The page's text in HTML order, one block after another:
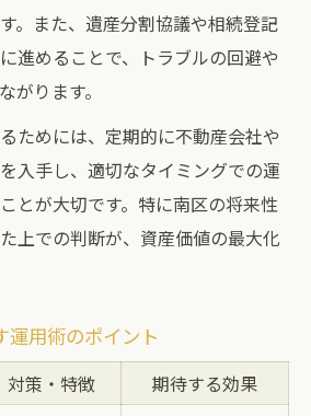
。また、遺産分割協議や相続登記
進めることで、トラブルの回避や
がります。
ためには、定期的に不動産会社や
入手し、適切なタイミングでの運
とが大切です。特に南区の将来性
上での判断が、資産価値の最大化
運用術のポイント
対策・特徴
期待する効果